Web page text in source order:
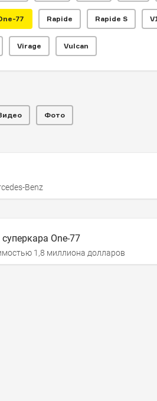
77 Rapide Rapide S
Virage Vulcan
Фото
Benz
One-77
1,8 миллиона долларов